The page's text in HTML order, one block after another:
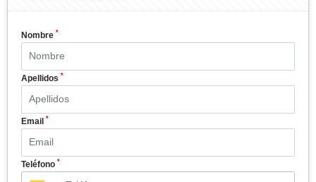
Nombre *
Apellidos *
Email *
Teléfono *